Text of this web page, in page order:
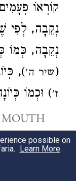
קוֹרְאוֹ
נְקֵבָה, לְפִי
נְקֵבָה, כְּמוֹ
(שיר ה'),
ז') וּכְמוֹ
was a
speaks
sometimes
possible on
Learn More.